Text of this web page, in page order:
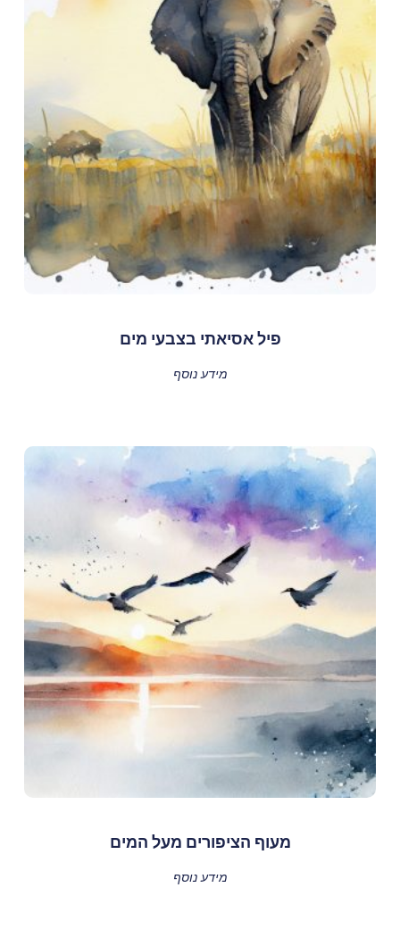
פיל אסיאתי בצבעי מים
מידע נוסף
מעוף הציפורים מעל המים
מידע נוסף